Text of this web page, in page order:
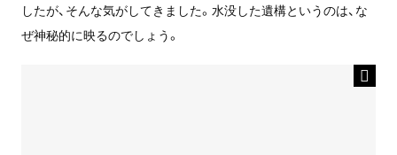
したが、そんな気がしてきました。水没した遺構というのは、な
ぜ神秘的に映るのでしょう。